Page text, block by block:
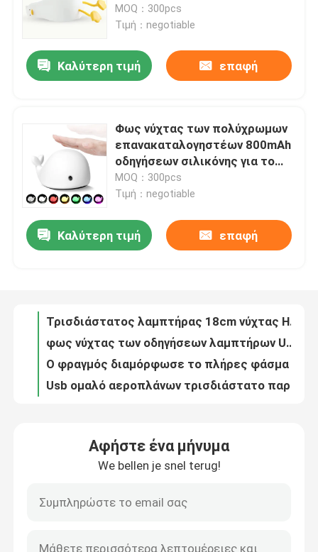
Σπίτι
Προϊόντα
Περίπου εμείς
Ποιοτικός έλεγχος
Μας ελάτε σε επαφή με
Φως νύχτας των οδηγήσεων σιλικόνης
Φως νύχτας των έξυπνων οδηγήσεων
Περιβαλλοντικό φως νύχτας
MOQ：300pcs
Τιμή：negotiable
Καλύτερη τιμή επαφή
Φως νύχτας των πολύχρωμων
επανακαταλογηστέων 800mAh
οδηγήσεων σιλικόνης για το
διακοσμητικό δωμάτιο
MOQ：300pcs
Τιμή：negotiable
Καλύτερη τιμή επαφή
Τρισδιάστατος λαμπτήρας 18cm νύχτας Hadiah Dekorasi τρισδιάστατη παραίσθηση λαμπτήρων Pernikahan
Ο φωτοστέφανος λαμπτήρων 6hours αύξησης των τηλεσκοπικών οδηγήσεων αυξάνεται το ύψος φω'των διευθετήσιμο
7 ή ελαφρύ 3W 16 τρισδιάστατων οδηγήσεων χρωμάτων νύχτας φως νύχτας CE τρισδιάστατο ακρυλικό με τη ραγισμένη βάση
Ο λαμπτήρας 12H αύξησης φύλλων σφενδάμου οδηγήσεων μελισσών ΣΙΔΕΡΏΝΕΙ τις κόκκινες μπλε ελαφριές εγκαταστάσεις
Αφήστε ένα μήνυμα
We bellen je snel terug!